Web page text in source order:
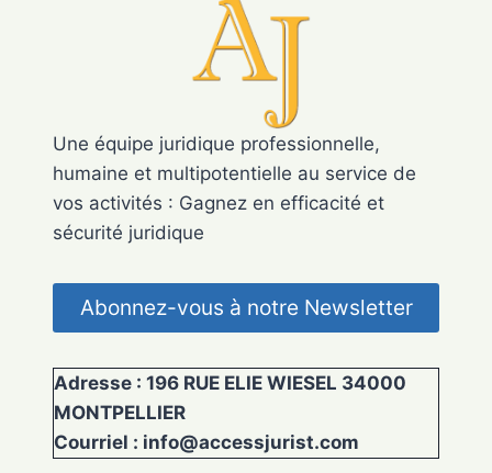
Une équipe juridique professionnelle,
humaine et multipotentielle au service de
vos activités : Gagnez en efficacité et
sécurité juridique
Abonnez-vous à notre Newsletter
Adresse : 196 RUE ELIE WIESEL 34000
MONTPELLIER
Courriel : info@accessjurist.com